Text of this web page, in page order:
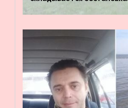
«Восток»